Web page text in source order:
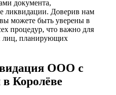
документа,
ликвидации. Доверив нам
можете быть уверены в
процедур, что важно для
лиц, планирующих
ООО с
Королёве